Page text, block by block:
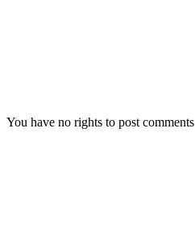
You have no rights to post comments